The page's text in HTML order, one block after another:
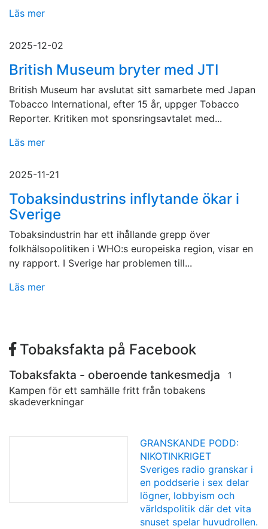
Läs mer
2025-12-02
British Museum bryter med JTI
British Museum har avslutat sitt samarbete med Japan
Tobacco International, efter 15 år, uppger Tobacco
Reporter. Kritiken mot sponsringsavtalet med...
Läs mer
2025-11-21
Tobaksindustrins inflytande ökar i
Sverige
Tobaksindustrin har ett ihållande grepp över
folkhälsopolitiken i WHO:s europeiska region, visar en
ny rapport. I Sverige har problemen till...
Läs mer
Tobaksfakta på Facebook
Tobaksfakta - oberoende tankesmedja 1
Kampen för ett samhälle fritt från tobakens
skadeverkningar
GRANSKANDE PODD:
NIKOTINKRIGET
Sveriges radio granskar i
en poddserie i sex delar
lögner, lobbyism och
världspolitik där det vita
snuset spelar huvudrollen.